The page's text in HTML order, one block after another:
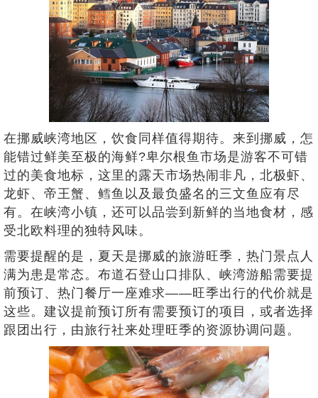
在挪威峡湾地区，饮食同样值得期待。来到挪威，怎
能错过鲜美至极的海鲜?卑尔根鱼市场是游客不可错
过的美食地标，这里的露天市场热闹非凡，北极虾、
龙虾、帝王蟹、鳕鱼以及最负盛名的三文鱼应有尽
有。在峡湾小镇，还可以品尝到新鲜的当地食材，感
受北欧料理的独特风味。
需要提醒的是，夏天是挪威的旅游旺季，热门景点人
满为患是常态。布道石登山口排队、峡湾游船需要提
前预订、热门餐厅一座难求——旺季出行的代价就是
这些。建议提前预订所有需要预订的项目，或者选择
跟团出行，由旅行社来处理旺季的资源协调问题。